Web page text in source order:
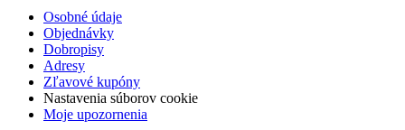
Osobné údaje
Objednávky
Dobropisy
Adresy
Zľavové kupóny
Nastavenia súborov cookie
Moje upozornenia